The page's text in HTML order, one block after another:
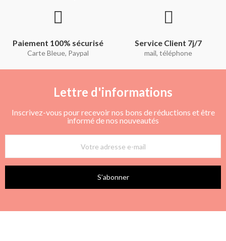
Paiement 100% sécurisé
Carte Bleue, Paypal
Service Client 7j/7
mail, téléphone
Lettre d'informations
Inscrivez-vous pour recevoir nos bons de réductions et être
informé de nos nouveautés
S’abonner